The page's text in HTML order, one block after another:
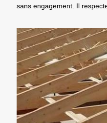
sans engagement. Il